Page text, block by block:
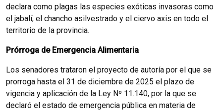
declara como plagas las especies exóticas invasoras como
el jabalí, el chancho asilvestrado y el ciervo axis en todo el
territorio de la provincia.
Prórroga de Emergencia Alimentaria
Los senadores trataron el proyecto de autoría por el que se
prorroga hasta el 31 de diciembre de 2025 el plazo de
vigencia y aplicación de la Ley Nº 11.140, por la que se
declaró el estado de emergencia pública en materia de